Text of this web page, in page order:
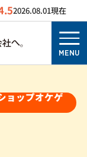
2026.08.01現在
MENU
ョップオケゲ